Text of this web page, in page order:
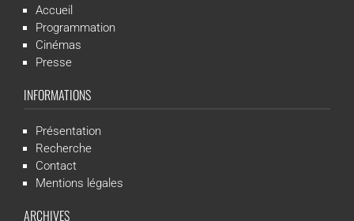
Accueil
Programmation
Cinémas
Presse
INFORMATIONS
Présentation
Recherche
Contact
Mentions légales
ARCHIVES